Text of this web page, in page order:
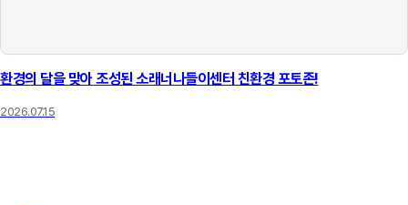
환경의 달을 맞아 조성된 소래너나들이센터 친환경 포토존!
2026.07.15